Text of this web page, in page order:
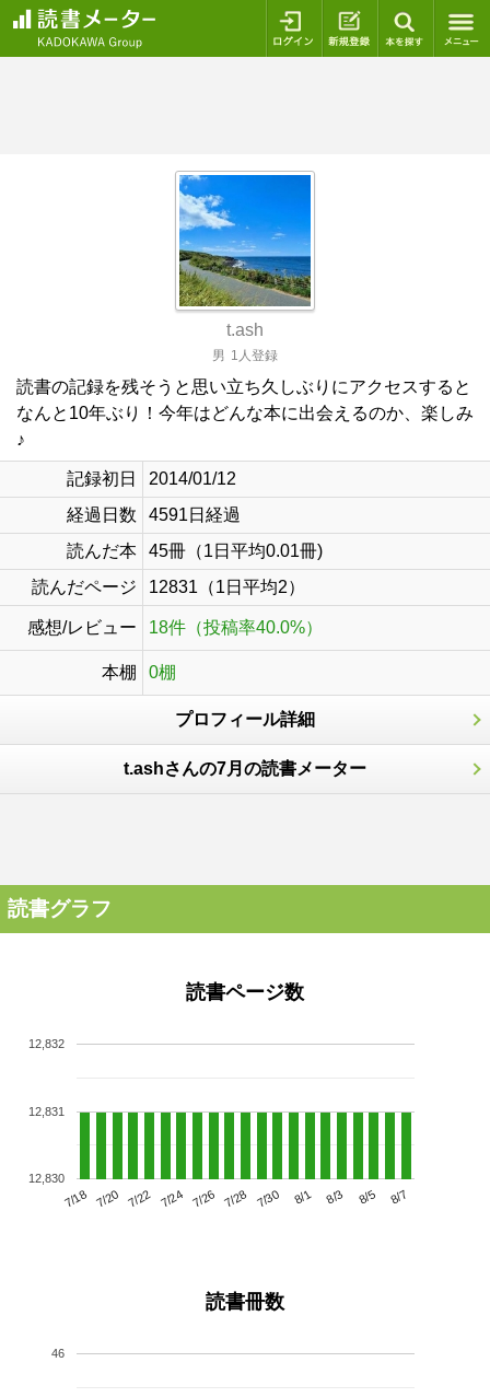
ログイン 新規登録
t.ash
男 1人登録
読書の記録を残そうと思い立ち久しぶりにアクセスすると
なんと10年ぶり！今年はどんな本に出会えるのか、楽しみ
♪
記録初日
2014/01/12
経過日数
4591日経過
読んだ本
45冊（1日平均0.01冊)
読んだページ
12831（1日平均2）
感想/レビュー 18件（投稿率40.0%）
本棚 0棚
プロフィール詳細
t.ashさんの7月の読書メーター
読書グラフ
読書ページ数
7/18 7/20 7/22 7/24 7/26 7/28 7/30 8/1 8/3 8/5 8/7
12,830
12,831
12,832
読書冊数
46